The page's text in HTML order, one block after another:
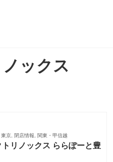
ックス
京, 閉店情報, 関東・甲信越
トリノックス ららぽーと豊